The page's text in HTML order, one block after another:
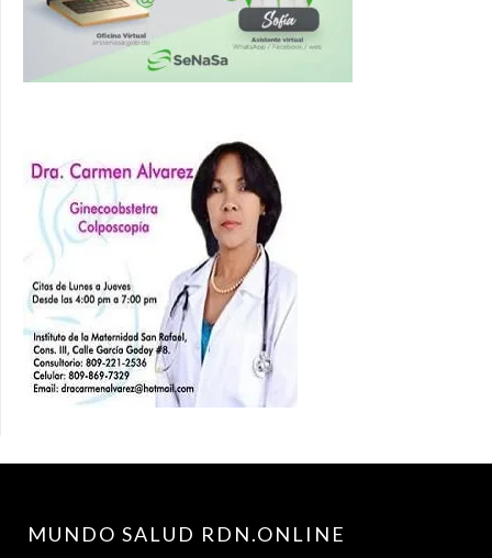
MUNDO SALUD RDN.ONLINE